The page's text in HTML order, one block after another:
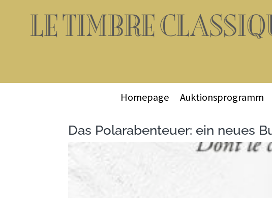
Homepage Auktionsprogramm
Das Polarabenteuer: ein neues